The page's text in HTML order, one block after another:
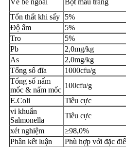
Tổn thất khi sấy
5%
Độ ẩm
5%
Tro
5%
Pb
2,0mg/kg
As
2,0mg/kg
Tổng số đĩa
1000cfu/g
Tổng số nấm
mốc & nấm mốc
100cfu/g
E.Coli
Tiêu cực
vi khuẩn
Salmonella
Tiêu cực
xét nghiệm
≥98,0%
Phần kết luận
Phù hợp với đặc